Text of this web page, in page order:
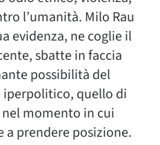
l’umanità. Milo Rau
evidenza, ne coglie il
sbatte in faccia
possibilità del
iperpolitico, quello di
momento in cui
prendere posizione.